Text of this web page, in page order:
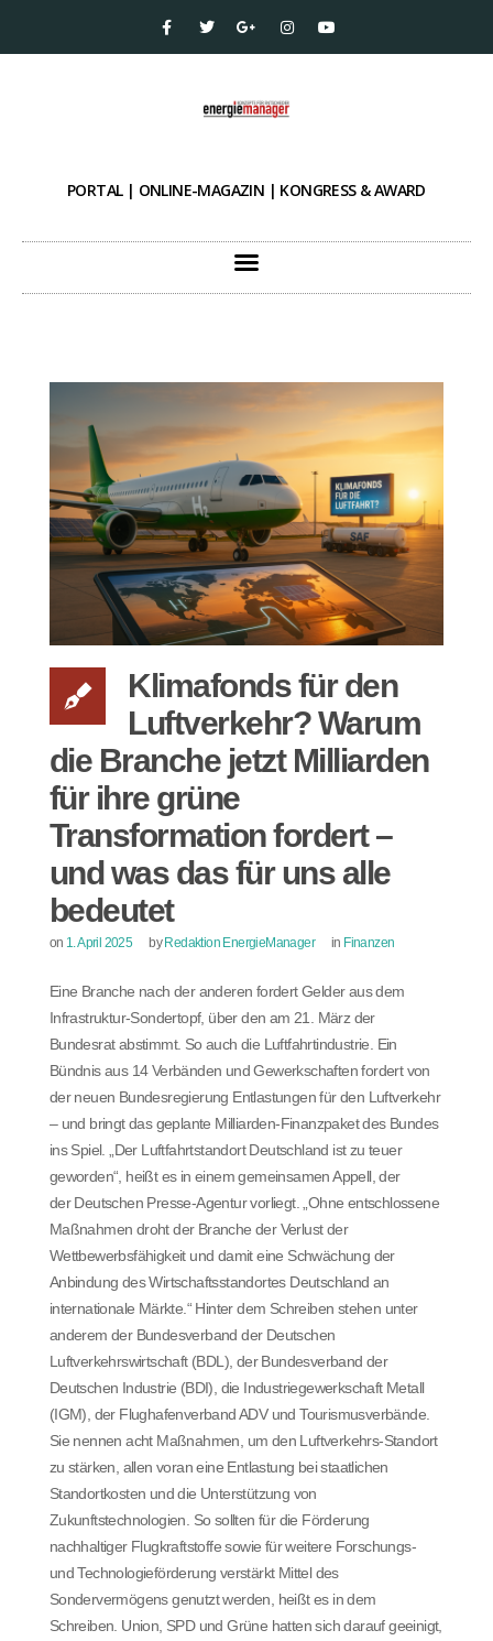
PORTAL | ONLINE-MAGAZIN | KONGRESS & AWARD
Klimafonds für den
Luftverkehr? Warum
die Branche jetzt Milliarden
für ihre grüne
Transformation fordert –
und was das für uns alle
bedeutet
on 1. April 2025 by Redaktion EnergieManager in Finanzen
Eine Branche nach der anderen fordert Gelder aus dem
Infrastruktur-Sondertopf, über den am 21. März der
Bundesrat abstimmt. So auch die Luftfahrtindustrie. Ein
Bündnis aus 14 Verbänden und Gewerkschaften fordert von
der neuen Bundesregierung Entlastungen für den Luftverkehr
– und bringt das geplante Milliarden-Finanzpaket des Bundes
ins Spiel. „Der Luftfahrtstandort Deutschland ist zu teuer
geworden“, heißt es in einem gemeinsamen Appell, der
der Deutschen Presse-Agentur vorliegt. „Ohne entschlossene
Maßnahmen droht der Branche der Verlust der
Wettbewerbsfähigkeit und damit eine Schwächung der
Anbindung des Wirtschaftsstandortes Deutschland an
internationale Märkte.“ Hinter dem Schreiben stehen unter
anderem der Bundesverband der Deutschen
Luftverkehrswirtschaft (BDL), der Bundesverband der
Deutschen Industrie (BDI), die Industriegewerkschaft Metall
(IGM), der Flughafenverband ADV und Tourismusverbände.
Sie nennen acht Maßnahmen, um den Luftverkehrs-Standort
zu stärken, allen voran eine Entlastung bei staatlichen
Standortkosten und die Unterstützung von
Zukunftstechnologien. So sollten für die Förderung
nachhaltiger Flugkraftstoffe sowie für weitere Forschungs-
und Technologieförderung verstärkt Mittel des
Sondervermögens genutzt werden, heißt es in dem
Schreiben. Union, SPD und Grüne hatten sich darauf geeinigt,